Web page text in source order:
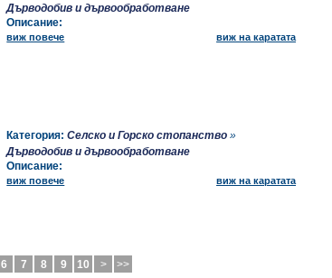
Дърводобив и дървообработване
Описание:
виж повече виж на каратата
Категория: Селско и Горско стопанство »
Дърводобив и дървообработване
Описание:
виж повече виж на каратата
6 7 8 9 10 > >>